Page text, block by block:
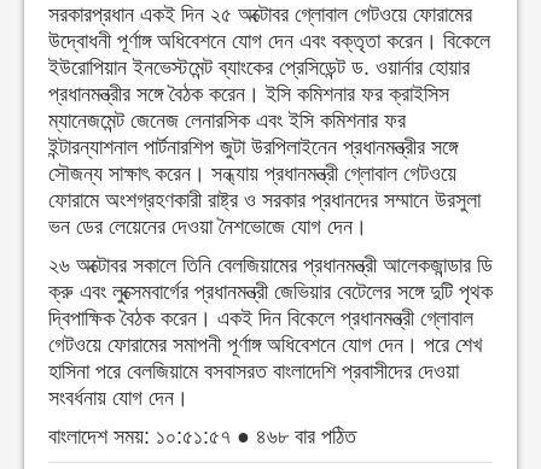
সরকারপ্রধান একই দিন ২৫ অক্টোবর গ্লোবাল গেটওয়ে ফোরামের
উদ্বোধনী পূর্ণাঙ্গ অধিবেশনে যোগ দেন এবং বক্তৃতা করেন। বিকেলে
ইউরোপিয়ান ইনভেস্টমেন্ট ব্যাংকের প্রেসিডেন্ট ড. ওয়ার্নার হোয়ার
প্রধানমন্ত্রীর সঙ্গে বৈঠক করেন। ইসি কমিশনার ফর ক্রাইসিস
ম্যানেজমেন্ট জেনেজ লেনারসিক এবং ইসি কমিশনার ফর
ইন্টারন্যাশনাল পার্টনারশিপ জুটা উরপিলাইনেন প্রধানমন্ত্রীর সঙ্গে
সৌজন্য সাক্ষাৎ করেন। সন্ধ্যায় প্রধানমন্ত্রী গ্লোবাল গেটওয়ে
ফোরামে অংশগ্রহণকারী রাষ্ট্র ও সরকার প্রধানদের সম্মানে উরসুলা
ভন ডের লেয়েনের দেওয়া নৈশভোজে যোগ দেন।
২৬ অক্টোবর সকালে তিনি বেলজিয়ামের প্রধানমন্ত্রী আলেকজান্ডার ডি
ক্রু এবং লুক্সেমবার্গের প্রধানমন্ত্রী জেভিয়ার বেটেলের সঙ্গে দুটি পৃথক
দ্বিপাক্ষিক বৈঠক করেন। একই দিন বিকেলে প্রধানমন্ত্রী গ্লোবাল
গেটওয়ে ফোরামের সমাপনী পূর্ণাঙ্গ অধিবেশনে যোগ দেন। পরে শেখ
হাসিনা পরে বেলজিয়ামে বসবাসরত বাংলাদেশি প্রবাসীদের দেওয়া
সংবর্ধনায় যোগ দেন।
বাংলাদেশ সময়: ১০:৫১:৫৭ ● ৪৬৮ বার পঠিত